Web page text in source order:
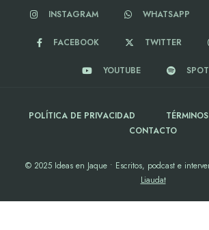
INSTAGRAM WHATSAPP
FACEBOOK TWITTER
YOUTUBE
POLÍTICA DE PRIVACIDAD
CONTACTO
© 2025 Ideas en Jaque • Escritos, podcast e
Liaudat